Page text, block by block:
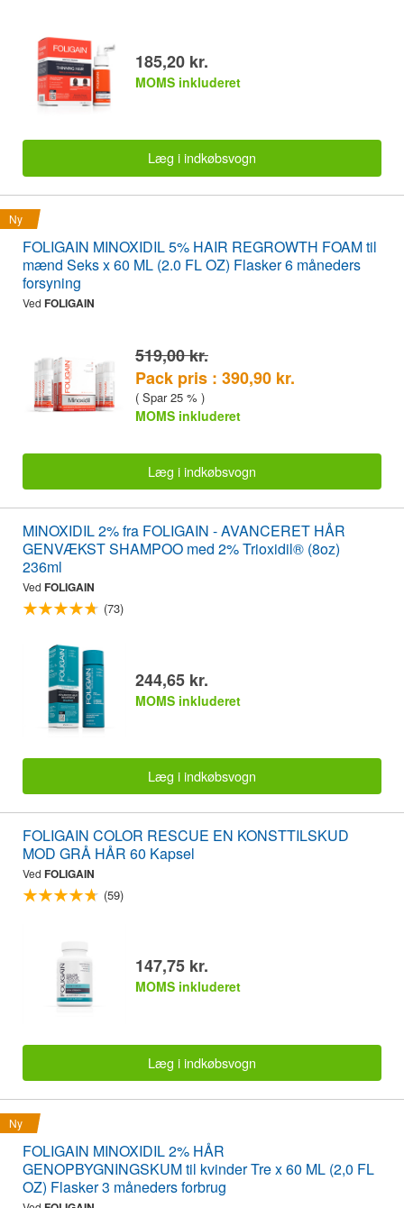
185,20 kr.
MOMS inkluderet
Læg i indkøbsvogn
Ny
FOLIGAIN MINOXIDIL 5% HAIR REGROWTH FOAM til
mænd Seks x 60 ML (2.0 FL OZ) Flasker 6 måneders
forsyning
Ved FOLIGAIN
519,00 kr.
Pack pris : 390,90 kr.
( Spar 25 % )
MOMS inkluderet
Læg i indkøbsvogn
MINOXIDIL 2% fra FOLIGAIN - AVANCERET HÅR
GENVÆKST SHAMPOO med 2% Trioxidil® (8oz)
236ml
Ved FOLIGAIN
(73)
244,65 kr.
MOMS inkluderet
Læg i indkøbsvogn
FOLIGAIN COLOR RESCUE EN KONSTTILSKUD
MOD GRÅ HÅR 60 Kapsel
Ved FOLIGAIN
(59)
147,75 kr.
MOMS inkluderet
Læg i indkøbsvogn
Ny
FOLIGAIN MINOXIDIL 2% HÅR
GENOPBYGNINGSKUM til kvinder Tre x 60 ML (2,0 FL
OZ) Flasker 3 måneders forbrug